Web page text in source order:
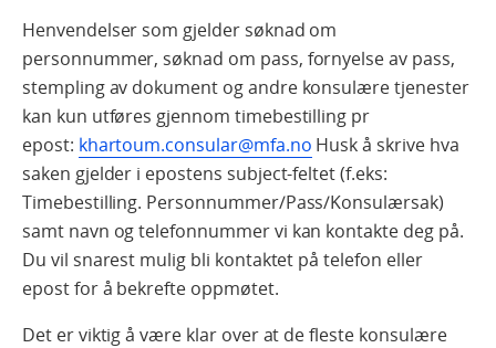
Henvendelser som gjelder søknad om
personnummer, søknad om pass, fornyelse av pass,
stempling av dokument og andre konsulære tjenester
kan kun utføres gjennom timebestilling pr
epost: khartoum.consular@mfa.no Husk å skrive hva
saken gjelder i epostens subject-feltet (f.eks:
Timebestilling. Personnummer/Pass/Konsulærsak)
samt navn og telefonnummer vi kan kontakte deg på.
Du vil snarest mulig bli kontaktet på telefon eller
epost for å bekrefte oppmøtet.
Det er viktig å være klar over at de fleste konsulære